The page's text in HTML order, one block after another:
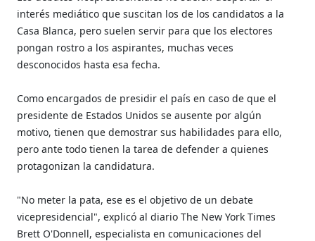
interés mediático que suscitan los de los candidatos a la
Casa Blanca, pero suelen servir para que los electores
pongan rostro a los aspirantes, muchas veces
desconocidos hasta esa fecha.
Como encargados de presidir el país en caso de que el
presidente de Estados Unidos se ausente por algún
motivo, tienen que demostrar sus habilidades para ello,
pero ante todo tienen la tarea de defender a quienes
protagonizan la candidatura.
"No meter la pata, ese es el objetivo de un debate
vicepresidencial", explicó al diario The New York Times
Brett O'Donnell, especialista en comunicaciones del